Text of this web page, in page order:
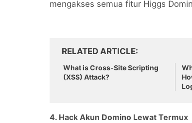
mengakses semua fitur Higgs
RELATED ARTICLE
What is Cross-Site Scripting
(XSS) Attack?
4. Hack Akun Domino Lewat Termux